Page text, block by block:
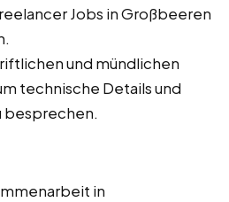
Jobs in Großbeeren
und mündlichen
technische Details und
besprechen.
in